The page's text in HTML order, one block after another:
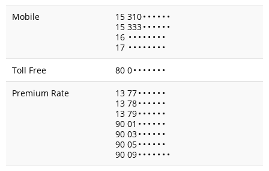
Mobile
15 310• • • • • •
15 333• • • • • •
16 • • • • • • • •
17 • • • • • • • •
Toll Free
80 0• • • • • • •
Premium Rate
13 77• • • • • •
13 78• • • • • •
13 79• • • • • •
90 01 • • • • • •
90 03• • • • • •
90 05• • • • • •
90 09• • • • • • •